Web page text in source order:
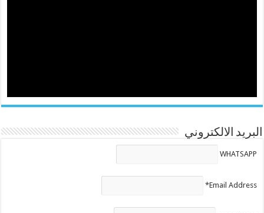
البريد الالكتروني
WHATSAPP
Email Address*